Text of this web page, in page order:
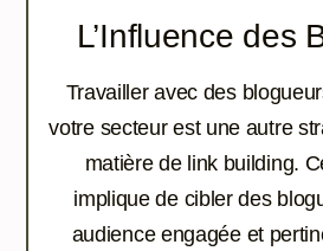
L’Influence des
Travailler avec des
votre secteur est une autre
matière de link building.
implique de cibler des
audience engagée et